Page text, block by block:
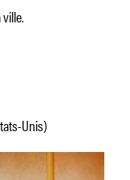
Unis)